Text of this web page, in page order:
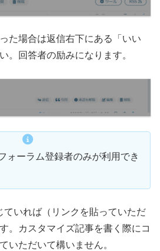
た場合は返信右下にある「いい
。回答者の励みになります。
ォーラム登録者のみが利用でき
ていれば（リンクを貼っていただ
。カスタマイズ記事を書く際にコ
いただいて構いません。